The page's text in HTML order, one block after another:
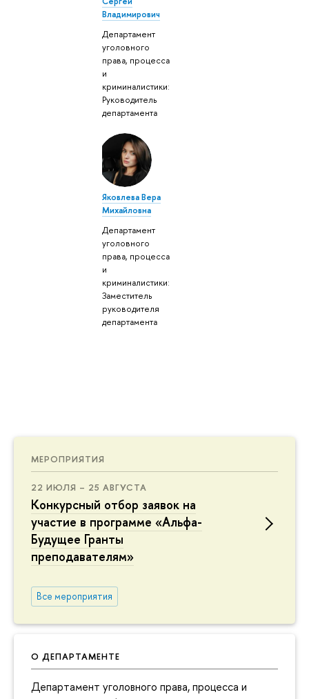
МЕРОПРИЯТИЯ
22 ИЮЛЯ – 25 АВГУСТА
Конкурсный отбор заявок на
участие в программе «Альфа-
Будущее Гранты
преподавателям»
Все мероприятия
О ДЕПАРТАМЕНТЕ
Департамент уголовного права, процесса и
Владимирович
Департамент
уголовного
права, процесса
и
криминалистики:
Руководитель
департамента
Яковлева Вера
Михайловна
Департамент
уголовного
права, процесса
и
криминалистики:
Заместитель
руководителя
департамента